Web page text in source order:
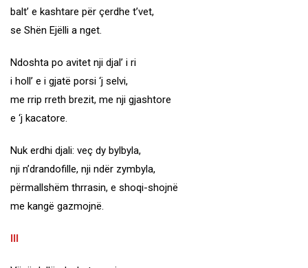
balt’ e kashtare për çerdhe t’vet,
se Shën Ejëlli a nget.
Ndoshta po avitet nji djal’ i ri
i holl’ e i gjatë porsi ‘j selvi,
me rrip rreth brezit, me nji gjashtore
e ‘j kacatore.
Nuk erdhi djali: veç dy bylbyla,
nji n’drandofille, nji ndër zymbyla,
përmallshëm thrrasin, e shoqi-shojnë
me kangë gazmojnë.
III